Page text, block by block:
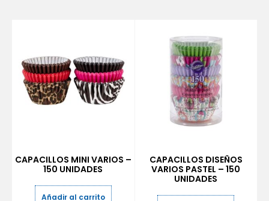
CAPACILLOS MINI VARIOS –
150 UNIDADES
Añadir al carrito
CAPACILLOS DISEÑOS
VARIOS PASTEL – 150
UNIDADES